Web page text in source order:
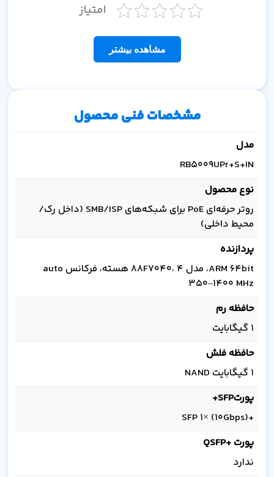
امتیاز
مشاهده بیشتر
مشخصات فنی محصول
مدل
RB5009UPr+S+IN
نوع محصول
روتر حرفه‌ای PoE برای شبکه‌های SMB/ISP (داخل رک/
محیط داخلی)
پردازنده
ARM 64bit، مدل 88F7040، ۴ هسته، فرکانس auto
350–1400 MHz
حافظه رم
۱ گیگابایت
حافظه فلش
۱ گیگابایت NAND
پورتSFP+
+SFP ۱× (10Gbps)
پورت +QSFP
ندارد